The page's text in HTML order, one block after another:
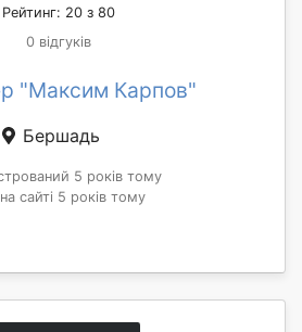
Рейтинг: 20 з 80
0 відгуків
"Максим Карпов"
Бершадь
5 років тому
сайті 5 років тому